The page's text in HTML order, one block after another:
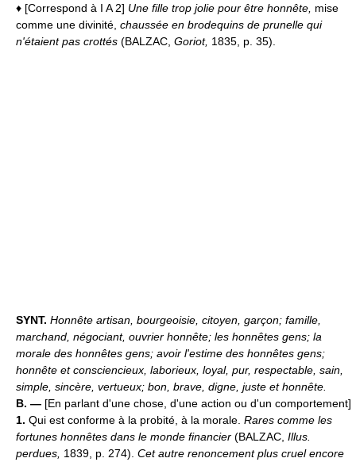
♦ [Correspond à I A 2] Une fille trop jolie pour être honnête, mise
comme une divinité, chaussée en brodequins de prunelle qui
n'étaient pas crottés (BALZAC, Goriot, 1835, p. 35).
SYNT. Honnête artisan, bourgeoisie, citoyen, garçon; famille,
marchand, négociant, ouvrier honnête; les honnêtes gens; la
morale des honnêtes gens; avoir l'estime des honnêtes gens;
honnête et consciencieux, laborieux, loyal, pur, respectable, sain,
simple, sincère, vertueux; bon, brave, digne, juste et honnête.
B. — [En parlant d'une chose, d'une action ou d'un comportement]
1. Qui est conforme à la probité, à la morale. Rares comme les
fortunes honnêtes dans le monde financier (BALZAC, Illus.
perdues, 1839, p. 274). Cet autre renoncement plus cruel encore